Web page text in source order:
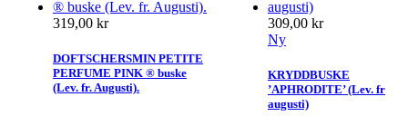
319,00 kr
DOFTSCHERSMIN PETITE
PERFUME PINK ® buske
(Lev. fr. Augusti).
309,00 kr
Ny
KRYDDBUSKE
’APHRODITE’ (Lev. fr
augusti)